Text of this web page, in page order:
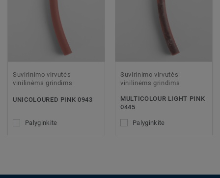
Suvirinimo virvutės
vinilinėms grindims
UNICOLOURED PINK 0943
Palyginkite
Suvirinimo virvutės
vinilinėms grindims
MULTICOLOUR LIGHT PINK
0445
Palyginkite